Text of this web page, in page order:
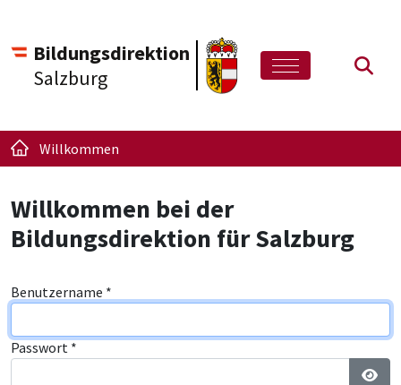
Bildungsdirektion
Salzburg
Willkommen
Willkommen bei der
Bildungsdirektion für Salzburg
Benutzername *
Passwort *